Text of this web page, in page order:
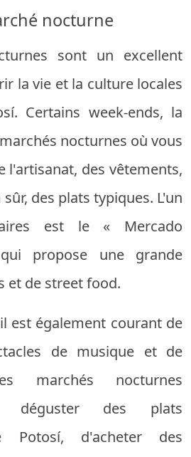
nocturne
sont un excellent
la vie et la culture locales
Certains week-ends, la
nocturnes où vous
l'artisanat, des vêtements,
des plats typiques. L'un
est le « Mercado
propose une grande
et de street food.
est également courant de
de musique et de
marchés nocturnes
déguster des plats
Potosí, d'acheter des